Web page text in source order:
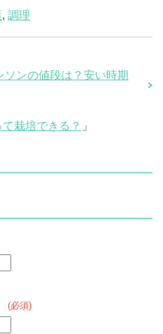
, 調理
ソンの値段は？安い時期
栽培できる？ 」
(必須)